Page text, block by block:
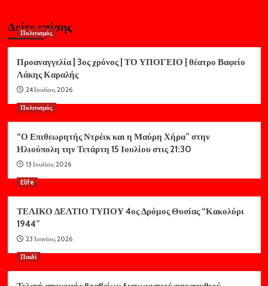
Δείτε επίσης
Πολιτισμός
Προαναγγελία | 3ος χρόνος | ΤΟ ΥΠΟΓΕΙΟ | θέατρο Βαφείο
Λάκης Καραλής
24 Ιουλίου, 2026
Πολιτισμός
“Ο Επιθεωρητής Ντρέικ και η Μαύρη Χήρα” στην
Ηλιούπολη την Τετάρτη 15 Ιουλίου στις 21:30
13 Ιουλίου, 2026
Elife
ΤΕΛΙΚΟ ΔΕΛΤΙΟ ΤΥΠΟΥ 4ος Δρόμος Θυσίας “Κακολύρι
1944”
23 Ιουνίου, 2026
Παιδί